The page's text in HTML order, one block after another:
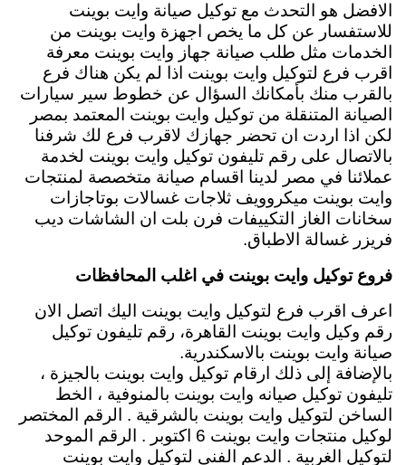
الافضل هو التحدث مع توكيل صيانة وايت بوينت
للاستفسار عن كل ما يخص اجهزة وايت بوينت من
الخدمات مثل طلب صيانة جهاز وايت بوينت معرفة
اقرب فرع لتوكيل وايت بوينت اذا لم يكن هناك فرع
بالقرب منك بأمكانك السؤال عن خطوط سير سيارات
الصيانة المتنقلة من توكيل وايت بوينت المعتمد بمصر
لكن اذا اردت ان تحضر جهازك لاقرب فرع لك شرفنا
بالاتصال على رقم تليفون توكيل وايت بوينت لخدمة
عملائنا في مصر لدينا اقسام صيانة متخصصة لمنتجات
وايت بوينت ميكروويف ثلاجات غسالات بوتاجازات
سخانات الغاز التكييفات فرن بلت ان الشاشات ديب
فريزر غسالة الاطباق.
فروع توكيل وايت بوينت في اغلب المحافظات
اعرف اقرب فرع لتوكيل وايت بوينت اليك اتصل الان
رقم وكيل وايت بوينت القاهرة، رقم تليفون توكيل
صيانة وايت بوينت بالاسكندرية.
بالإضافة إلى ذلك ارقام توكيل وايت بوينت بالجيزة ،
تليفون توكيل صيانه وايت بوينت بالمنوفية ، الخط
الساخن لتوكيل وايت بوينت بالشرقية . الرقم المختصر
لوكيل منتجات وايت بوينت 6 اكتوبر . الرقم الموحد
لتوكيل الغربية . الدعم الفني لتوكيل وايت بوينت